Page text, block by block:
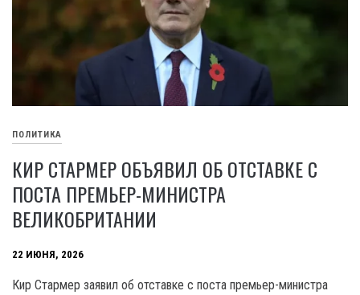
ПОЛИТИКА
КИР СТАРМЕР ОБЪЯВИЛ ОБ ОТСТАВКЕ С
ПОСТА ПРЕМЬЕР-МИНИСТРА
ВЕЛИКОБРИТАНИИ
22 ИЮНЯ, 2026
Кир Стармер заявил об отставке с поста премьер-министра